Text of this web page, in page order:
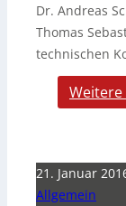
Dr. Andreas
Thomas
technischen
21. Januar
Allgemein